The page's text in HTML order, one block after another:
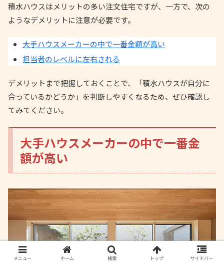
積水ハウスはメリットの多い注文住宅ですが、一方で、次の
ようなデメリットに注意が必要です。
大手ハウスメーカーの中で一番金額が高い
担当者のレベルに左右される
デメリットまで把握しておくことで、「積水ハウスが自分に
合っているかどうか」を判断しやすくなるため、ぜひ確認し
てみてください。
大手ハウスメーカーの中で一番金
額が高い
メニュー ホーム 検索 トップ サイドバー